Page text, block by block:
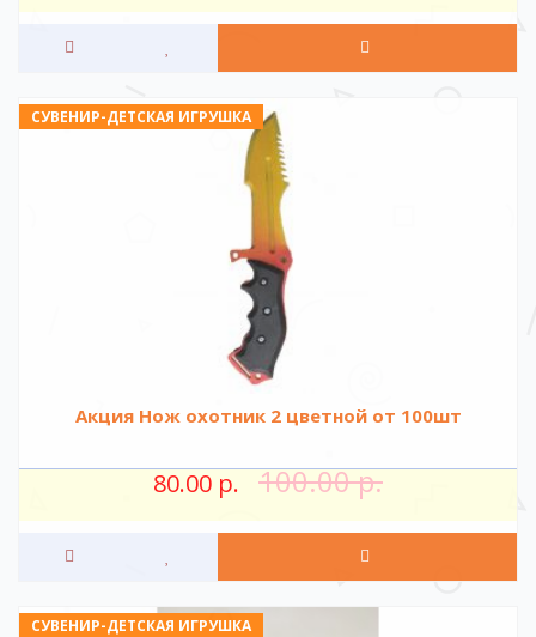
СУВЕНИР-ДЕТСКАЯ ИГРУШКА
Акция Нож охотник 2 цветной от 100шт
80.00 р. 100.00 р.
СУВЕНИР-ДЕТСКАЯ ИГРУШКА